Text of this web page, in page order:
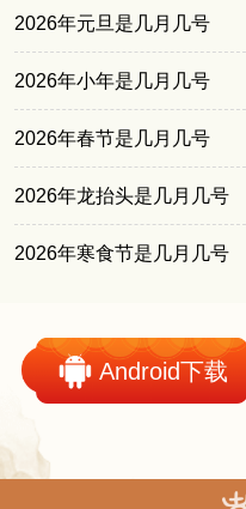
2026年元旦是几月几号
2026年小年是几月几号
2026年春节是几月几号
2026年龙抬头是几月几号
2026年寒食节是几月几号
Android下载